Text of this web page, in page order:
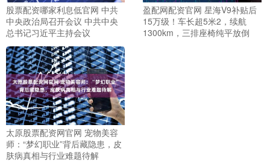
股票配资哪家利息低官网 中共
中央政治局召开会议 中共中央
总书记习近平主持会议
盈配网配资官网 星海V9补贴后
15万级！车长超5米2，续航
1300km，三排座椅纯平放倒
太原股票配资网官网 宠物美容
师：“梦幻职业”背后藏隐患，皮
肤病真相与行业难题待解